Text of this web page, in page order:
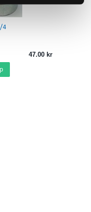
4
47.00